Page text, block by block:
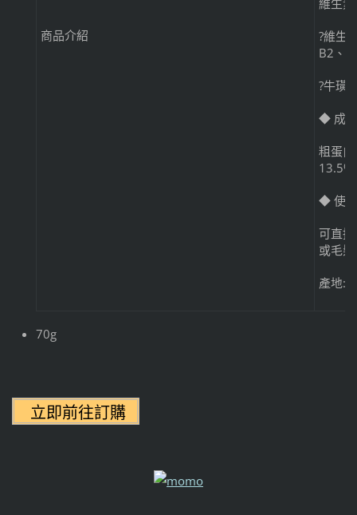
商品介紹
維生
?維生
B2、
?牛璜
◆ 成
粗蛋
13.5%
◆ 使
可直
或毛
產地:
70g